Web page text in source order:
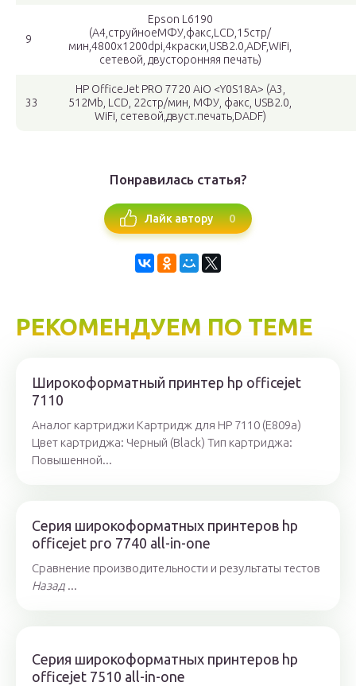
9
Epson L6190
(A4,струйноеМФУ,факс,LCD,15стр/
мин,4800x1200dpi,4краски,USB2.0,ADF,WiFi,
сетевой, двусторонняя печать)
33
HP OfficeJet PRO 7720 AiO <Y0S18A> (A3,
512Mb, LCD, 22стр/мин, МФУ, факс, USB2.0,
WiFi, сетевой,двуст.печать,DADF)
Понравилась статья?
Лайк автору 0
РЕКОМЕНДУЕМ ПО ТЕМЕ
Широкоформатный принтер hp officejet
7110
Аналог картриджи Картридж для HP 7110 (E809a)
Цвет картриджа: Черный (Black) Тип картриджа:
Повышенной...
Серия широкоформатных принтеров hp
officejet pro 7740 all-in-one
Сравнение производительности и результаты тестов
Назад ...
Серия широкоформатных принтеров hp
officejet 7510 all-in-one